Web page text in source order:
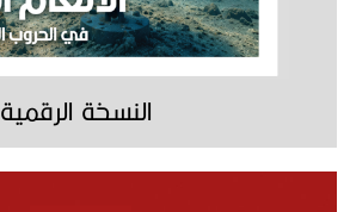
النسخة الرقمية